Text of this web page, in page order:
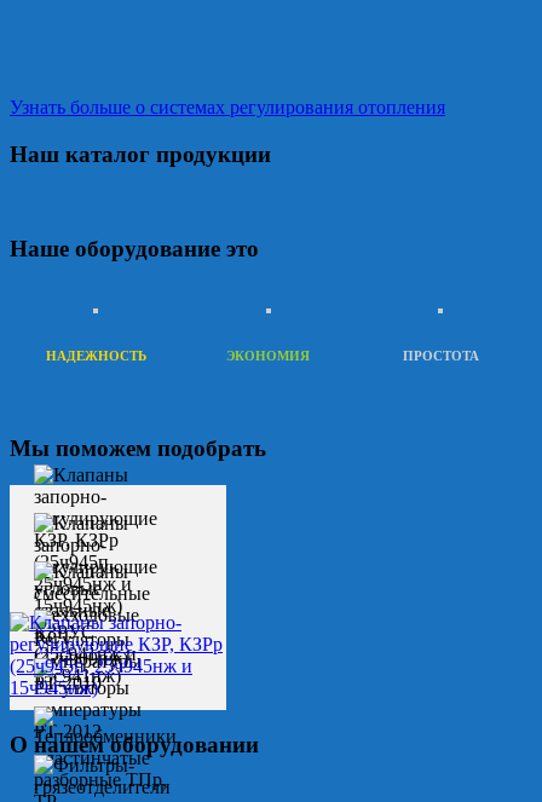
Узнать больше о системах регулирования отопления
Наш каталог продукции
Наше оборудование это
НАДЕЖНОСТЬ ЭКОНОМИЯ ПРОСТОТА
Мы поможем подобрать
О нашем оборудовании